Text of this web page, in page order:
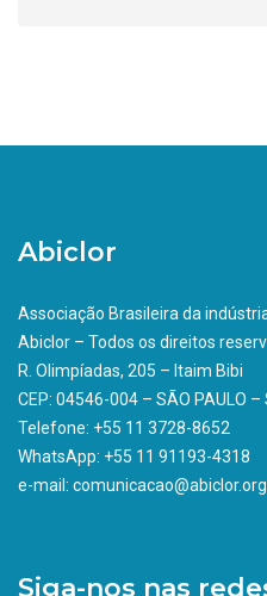
Abiclor
Associação Brasileira da
Abiclor – Todos os direitos
R. Olimpíadas, 205 – Itaim Bibi
CEP: 04546-004 – SÃO PAULO –
Telefone: +55 11 3728-8652
WhatsApp: +55 11 91193-4318
e-mail:
Siga-nos nas